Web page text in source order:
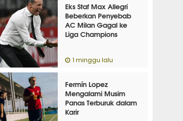
Eks Staf Max Allegri
Beberkan Penyebab
AC Milan Gagal ke
Liga Champions
1 minggu lalu
Fermín Lopez
Mengalami Musim
Panas Terburuk dalam
Karir